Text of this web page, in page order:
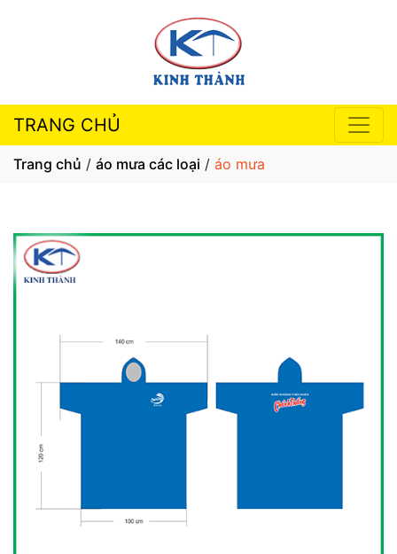
TRANG CHỦ
Trang chủ / áo mưa các loại / áo mưa